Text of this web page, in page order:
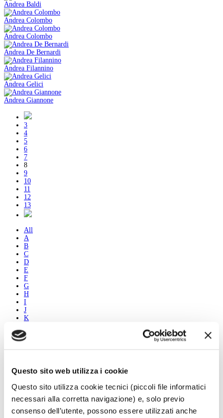
Questo sito web utilizza i cookie
Questo sito utilizza cookie tecnici (piccoli file informatici
necessari alla corretta navigazione) e, solo previo
consenso dell’utente, possono essere utilizzati anche
Andrea Baldi
Andrea Colombo
Andrea Colombo
Andrea De Bernardi
Andrea Filannino
Andrea Gelici
Andrea Giannone
3
4
5
6
7
8
9
10
11
12
13
All
A
B
C
D
E
F
G
H
I
J
K
M
N
R
T
U
W